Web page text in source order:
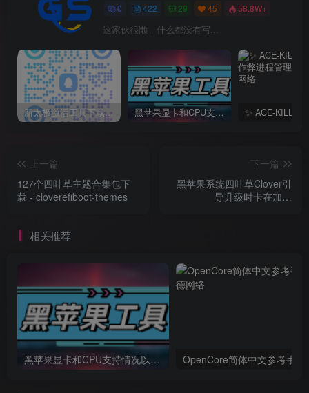
0 422 29 45 58.8W+
这家伙很懒，什么都没有写...
新太极激活工具下载/教程/充值/开户(QQ交流群号749113977) 黑苹果显卡和CPU支持情况以及购买硬件防踩坑指南
上一篇
127个四叶草主题合集包下
载 - cloverefiboot-themes
下一篇
黑苹果系统四叶草Clover引
导升级时卡在加号
相关推荐
黑苹果显卡和CPU支持情况以及购买硬件防踩坑指南 OpenCore简体中文参考手册